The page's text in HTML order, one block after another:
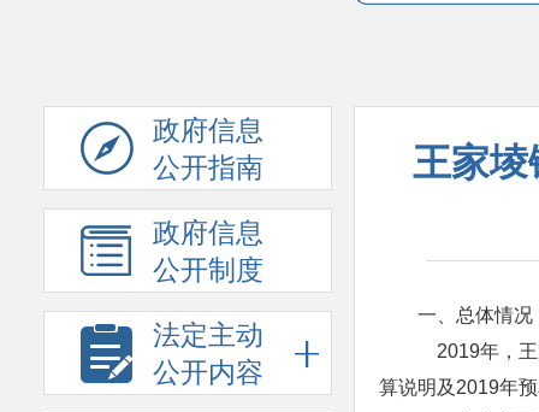
政府信息
公开指南
政府信息
公开制度
法定主动
公开内容
王家堎
一、总体情况
2019年，王
算说明及2019年